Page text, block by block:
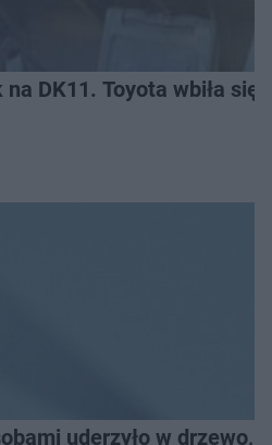
DK11. Toyota wbiła się
uderzyło w drzewo,